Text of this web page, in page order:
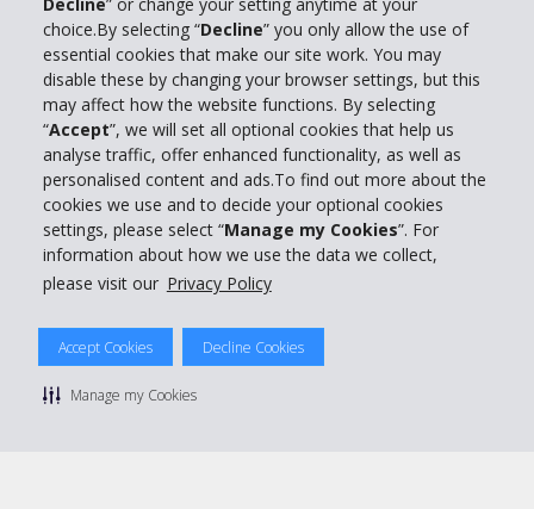
Decline” or change your setting anytime at your
choice.By selecting “Decline” you only allow the use of
essential cookies that make our site work. You may
disable these by changing your browser settings, but this
may affect how the website functions. By selecting
“Accept”, we will set all optional cookies that help us
analyse traffic, offer enhanced functionality, as well as
personalised content and ads.To find out more about the
cookies we use and to decide your optional cookies
settings, please select “Manage my Cookies”. For
information about how we use the data we collect,
please visit our Privacy Policy
Accept Cookies Decline Cookies
Manage my Cookies
Info su Hertz
Business
Customer Service
Prenota con Hertz
© 2026 The Hertz System, Inc.
Privacy Policy | Condizioni di Utilizzo |
Manage cookie preferences